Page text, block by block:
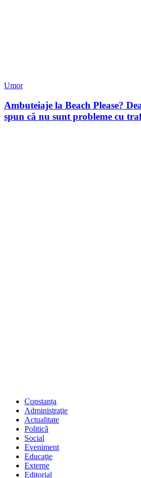
Umor
Ambuteiaje la Beach Please?
spun că nu sunt probleme cu
Constanța
Administraţie
Actualitate
Politică
Social
Eveniment
Educaţie
Externe
Editorial